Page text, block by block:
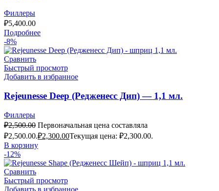
Филлеры
₽5,400.00
Подробнее
-8%
Сравнить
Быстрый просмотр
Добавить в избранное
Rejeunesse Deep (Редженесс Дип) — 1,1 мл.
Филлеры
₽2,500.00 Первоначальная цена составляла
₽2,500.00.₽2,300.00Текущая цена: ₽2,300.00.
В корзину
-12%
Сравнить
Быстрый просмотр
Добавить в избранное